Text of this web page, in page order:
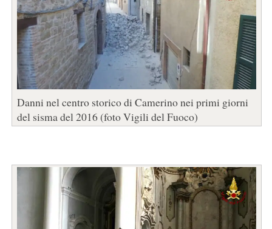
Danni nel centro storico di Camerino nei primi giorni
del sisma del 2016 (foto Vigili del Fuoco)